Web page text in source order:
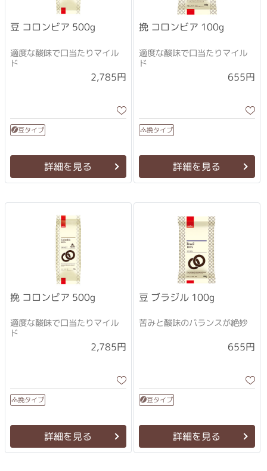
豆 コロンビア 500g
適度な酸味で口当たりマイル
ド
2,785円
豆タイプ
詳細を見る
挽 コロンビア 100g
適度な酸味で口当たりマイル
ド
655円
挽タイプ
詳細を見る
挽 コロンビア 500g
適度な酸味で口当たりマイル
ド
2,785円
挽タイプ
詳細を見る
豆 ブラジル 100g
苦みと酸味のバランスが絶妙
655円
豆タイプ
詳細を見る